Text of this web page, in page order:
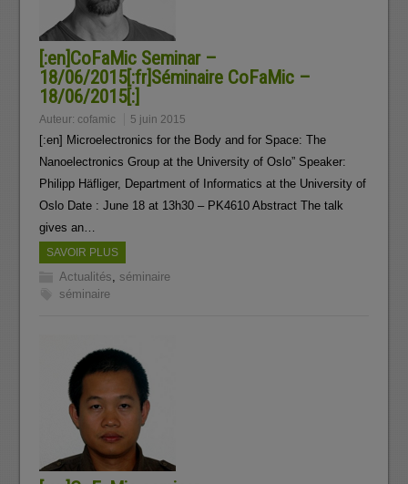
[:en]CoFaMic Seminar –
18/06/2015[:fr]Séminaire CoFaMic –
18/06/2015[:]
Auteur: cofamic 5 juin 2015
[:en] Microelectronics for the Body and for Space: The
Nanoelectronics Group at the University of Oslo” Speaker:
Philipp Häfliger, Department of Informatics at the University of
Oslo Date : June 18 at 13h30 – PK4610 Abstract The talk
gives an…
SAVOIR PLUS
Actualités, séminaire
séminaire